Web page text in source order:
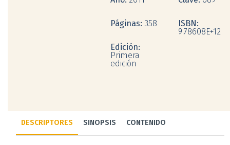
Páginas: 358
Edición:
Primera
edición
ISBN:
9.78608E+12
DESCRIPTORES SINOPSIS CONTENIDO